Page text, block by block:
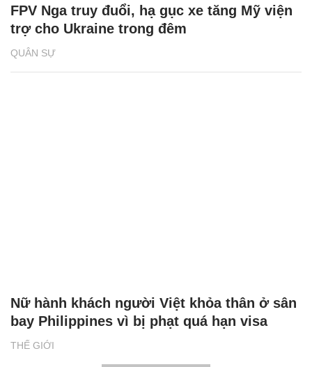
QUÂN SỰ
FPV Nga truy đuổi, hạ gục xe tăng Mỹ viện
trợ cho Ukraine trong đêm
THẾ GIỚI
Nữ hành khách người Việt khỏa thân ở sân
bay Philippines vì bị phạt quá hạn visa